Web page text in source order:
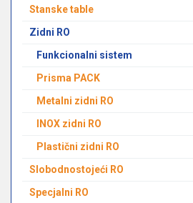
Stanske table
Zidni RO
Funkcionalni sistem
Prisma PACK
Metalni zidni RO
INOX zidni RO
Plastični zidni RO
Slobodnostojeći RO
Specjalni RO